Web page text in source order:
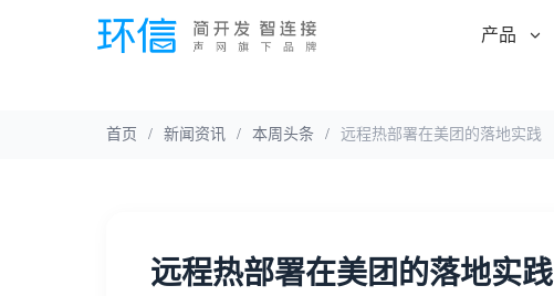
产品
首页 / 新闻资讯 / 本周头条 / 远程热部署在美团的落地实践
远程热部署在美团的落地实践